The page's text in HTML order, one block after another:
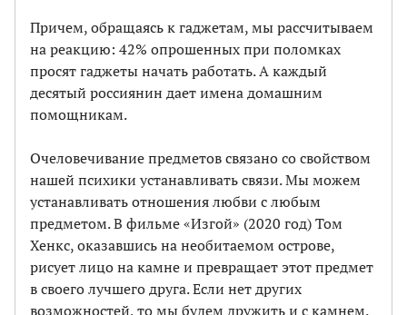
Причем, обращаясь к гаджетам, мы рассчитываем
на реакцию: 42% опрошенных при поломках
просят гаджеты начать работать. А каждый
десятый россиянин дает имена домашним
помощникам.
Очеловечивание предметов связано со свойством
нашей психики устанавливать связи. Мы можем
устанавливать отношения любви с любым
предметом. В фильме «Изгой» (2020 год) Том
Хенкс, оказавшись на необитаемом острове,
рисует лицо на камне и превращает этот предмет
в своего лучшего друга. Если нет других
возможностей, то мы будем дружить и с камнем.